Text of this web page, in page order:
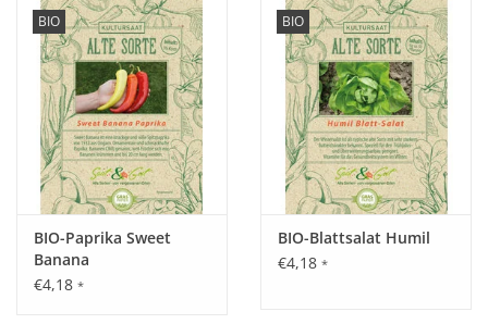
Verwendung:
Zerkleinert als Tomatensauce, aber auch für Suppen oder
Salate zu reichen.
Tipp:
überschüssiges Wasser gut ablaufen kann.
BIO
BIO-Paprika Sweet
Banana
€4,18 *
BIO
BIO-Blattsalat Humil
€4,18 *